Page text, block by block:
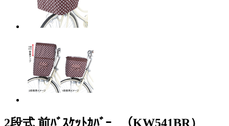
2段式 前ﾊﾞｽｹｯﾄｶﾊﾞｰ （KW541BR）